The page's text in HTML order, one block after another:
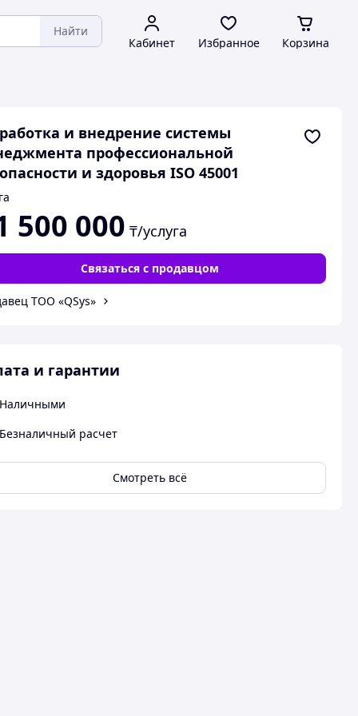
Найти
Кабинет Избранное Корзина
и внедрение системы
профессиональной
и здоровья ISO 45001
500 000 ₸/услуга
Связаться с продавцом
ТОО «QSys»
и гарантии
Наличными
Безналичный расчет
Смотреть всё